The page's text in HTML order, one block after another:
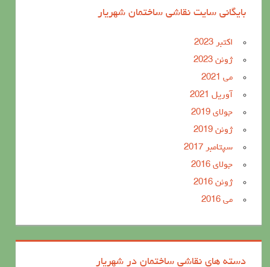
بایگانی سایت نقاشی ساختمان شهریار
اکتبر 2023
ژوئن 2023
می 2021
آوریل 2021
جولای 2019
ژوئن 2019
سپتامبر 2017
جولای 2016
ژوئن 2016
می 2016
دسته های نقاشی ساختمان در شهریار